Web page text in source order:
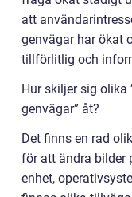
att
genvägar har ökat
tillförlitlig och
Hur skiljer sig olika
genvägar” åt?
Det finns en rad
för att ändra bilder
enhet,